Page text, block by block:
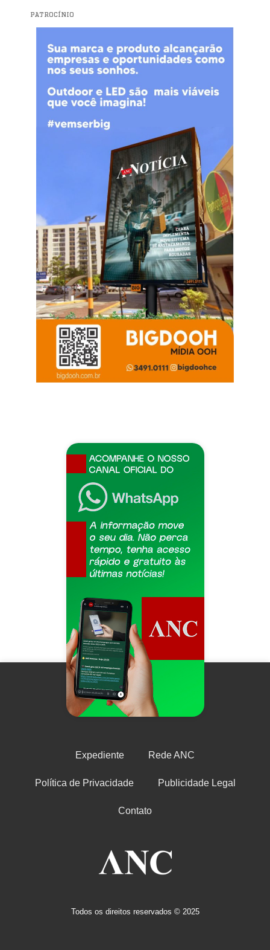
PATROCÍNIO
Expediente Rede ANC
Política de Privacidade Publicidade Legal
Contato
Todos os direitos reservados © 2025